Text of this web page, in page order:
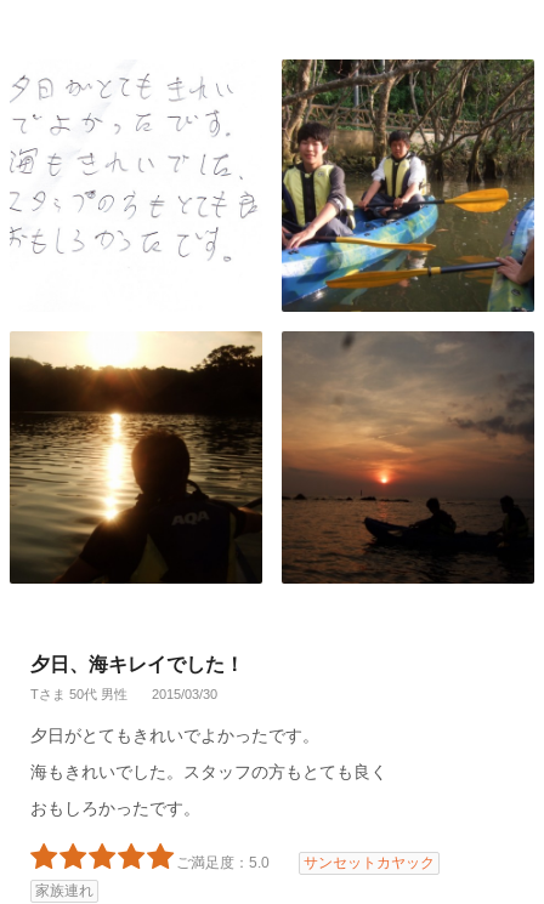
夕日、海キレイでした！
Tさま 50代 男性 2015/03/30
夕日がとてもきれいでよかったです。
海もきれいでした。スタッフの方もとても良く
おもしろかったです。
ご満足度：5.0
サンセットカヤック
家族連れ